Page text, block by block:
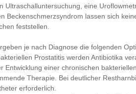
Ultraschalluntersuchung, eine
Beckenschmerzsyndrom lassen sich
feststellen.
je nach Diagnose die folgenden
Prostatitis werden Antibiotika
Entwicklung einer chronischen
Therapie. Bei deutlicher
erforderlich.